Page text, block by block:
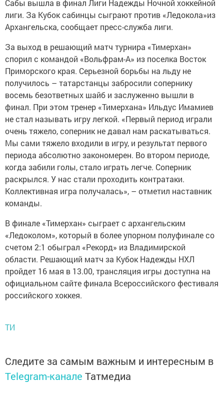
Сабы вышла в финал Лиги Надежды Ночной хоккейной
лиги. За Кубок сабинцы сыграют против «Ледокола»из
Архангельска, сообщает пресс-служба лиги.
За выход в решающий матч турнира «Тимерхан»
спорил с командой «Вольфрам-А» из поселка Восток
Приморского края. Серьезной борьбы на льду не
получилось – татарстанцы забросили сопернику
восемь безответных шайб и заслуженно вышли в
финал. При этом тренер «Тимерхана» Ильдус Имамиев
не стал называть игру легкой. «Первый период играли
очень тяжело, соперник не давал нам раскатываться.
Мы сами тяжело входили в игру, и результат первого
периода абсолютно закономерен. Во втором периоде,
когда забили голы, стало играть легче. Соперник
раскрылся. У нас стали проходить контратаки.
Коллективная игра получалась», – отметил наставник
команды.
В финале «Тимерхан» сыграет с архангельским
«Ледоколом», который в более упорном полуфинале со
счетом 2:1 обыграл «Рекорд» из Владимирской
области. Решающий матч за Кубок Надежды НХЛ
пройдет 16 мая в 13.00, трансляция игры доступна на
официальном сайте финала Всероссийского фестиваля
российского хоккея.
ТИ
Следите за самым важным и интересным в
Telegram-канале Татмедиа